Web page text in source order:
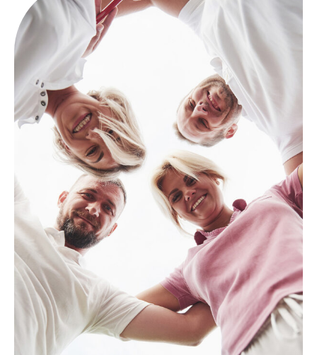
Für Lehrer
Berufliche Orientierung
Freiwilliges 10. Schuljahr